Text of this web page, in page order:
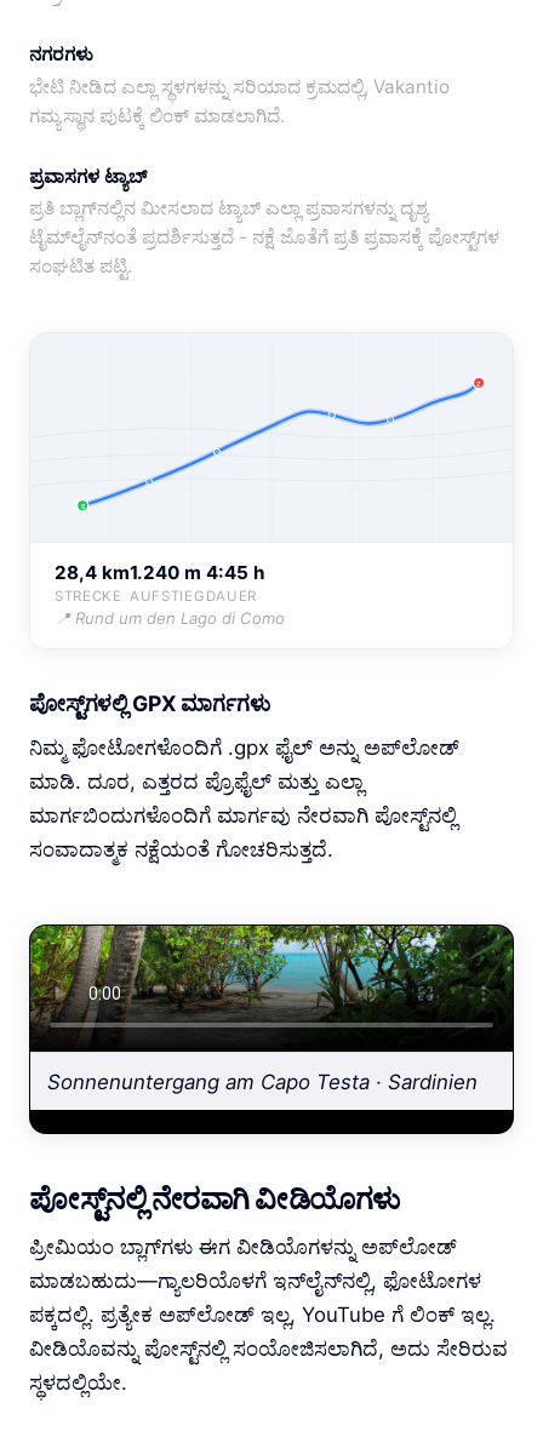
ನಗರಗಳು
ಭೇಟಿ ನೀಡಿದ ಎಲ್ಲಾ ಸ್ಥಳಗಳನ್ನು ಸರಿಯಾದ ಕ್ರಮದಲ್ಲಿ, Vakantio
ಗಮ್ಯಸ್ಥಾನ ಪುಟಕ್ಕೆ ಲಿಂಕ್ ಮಾಡಲಾಗಿದೆ.
ಪ್ರವಾಸಗಳ ಟ್ಯಾಬ್
ಪ್ರತಿ ಬ್ಲಾಗ್‌ನಲ್ಲಿನ ಮೀಸಲಾದ ಟ್ಯಾಬ್ ಎಲ್ಲಾ ಪ್ರವಾಸಗಳನ್ನು ದೃಶ್ಯ
ಟೈಮ್‌ಲೈನ್‌ನಂತೆ ಪ್ರದರ್ಶಿಸುತ್ತದೆ - ನಕ್ಷೆ ಜೊತೆಗೆ ಪ್ರತಿ ಪ್ರವಾಸಕ್ಕೆ ಪೋಸ್ಟ್‌ಗಳ
ಸಂಘಟಿತ ಪಟ್ಟಿ.
S
Z
28,4 km
STRECKE
1.240 m
AUFSTIEG
4:45 h
DAUER
📍 Rund um den Lago di Como
ಪೋಸ್ಟ್‌ಗಳಲ್ಲಿ GPX ಮಾರ್ಗಗಳು
ನಿಮ್ಮ ಫೋಟೋಗಳೊಂದಿಗೆ .gpx ಫೈಲ್ ಅನ್ನು ಅಪ್‌ಲೋಡ್
ಮಾಡಿ. ದೂರ, ಎತ್ತರದ ಪ್ರೊಫೈಲ್ ಮತ್ತು ಎಲ್ಲಾ
ಮಾರ್ಗಬಿಂದುಗಳೊಂದಿಗೆ ಮಾರ್ಗವು ನೇರವಾಗಿ ಪೋಸ್ಟ್‌ನಲ್ಲಿ
ಸಂವಾದಾತ್ಮಕ ನಕ್ಷೆಯಂತೆ ಗೋಚರಿಸುತ್ತದೆ.
Sonnenuntergang am Capo Testa · Sardinien
ಪೋಸ್ಟ್‌ನಲ್ಲಿ ನೇರವಾಗಿ ವೀಡಿಯೊಗಳು
ಪ್ರೀಮಿಯಂ ಬ್ಲಾಗ್‌ಗಳು ಈಗ ವೀಡಿಯೊಗಳನ್ನು ಅಪ್‌ಲೋಡ್
ಮಾಡಬಹುದು—ಗ್ಯಾಲರಿಯೊಳಗೆ ಇನ್‌ಲೈನ್‌ನಲ್ಲಿ, ಫೋಟೋಗಳ
ಪಕ್ಕದಲ್ಲಿ. ಪ್ರತ್ಯೇಕ ಅಪ್‌ಲೋಡ್ ಇಲ್ಲ, YouTube ಗೆ ಲಿಂಕ್ ಇಲ್ಲ.
ವೀಡಿಯೊವನ್ನು ಪೋಸ್ಟ್‌ನಲ್ಲಿ ಸಂಯೋಜಿಸಲಾಗಿದೆ, ಅದು ಸೇರಿರುವ
ಸ್ಥಳದಲ್ಲಿಯೇ.